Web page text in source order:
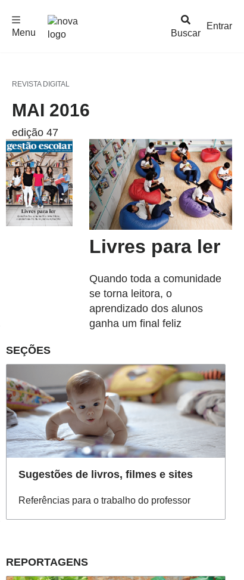
Buscar
Menu
Entrar
REVISTA DIGITAL
MAI 2016
edição 47
Livres para ler
Quando toda a comunidade
se torna leitora, o
aprendizado dos alunos
ganha um final feliz
SEÇÕES
Sugestões de livros, filmes e sites
Referências para o trabalho do professor
REPORTAGENS